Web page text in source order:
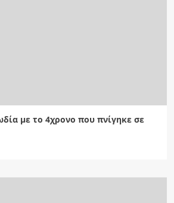
με το 4χρονο που πνίγηκε σε